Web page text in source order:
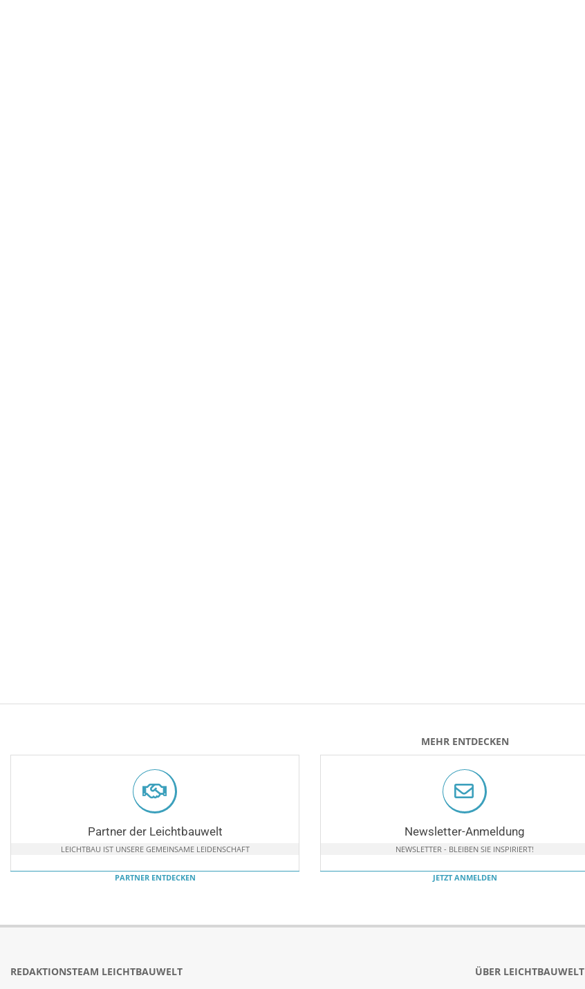
MEHR ENTDECKEN
Partner der Leichtbauwelt
LEICHTBAU IST UNSERE GEMEINSAME LEIDENSCHAFT
PARTNER ENTDECKEN
Newsletter-Anmeldung
NEWSLETTER - BLEIBEN SIE INSPIRIERT!
JETZT ANMELDEN
REDAKTIONSTEAM LEICHTBAUWELT
ÜBER LEICHTBAUWELT